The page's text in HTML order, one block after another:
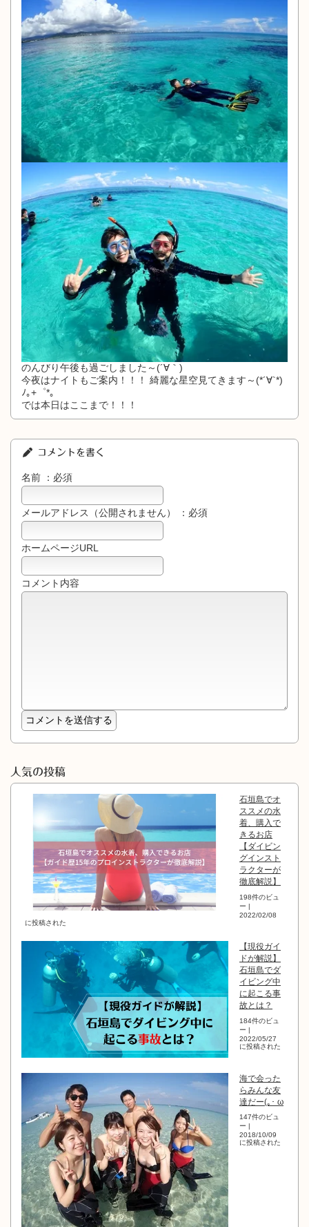
のんびり午後も過ごしました～(´∀｀)
今夜はナイトもご案内！！！ 綺麗な星空見てきます～(*´∀`*)
ﾉ｡+゜*｡
では本日はここまで！！！
コメントを書く
名前 ：必須
メールアドレス（公開されません） ：必須
ホームページURL
コメント内容
人気の投稿
石垣島でオ
ススメの水
着、購入で
きるお店
【ダイビン
グインスト
ラクターが
徹底解説】
198件のビュ
ー |
2022/02/08
に投稿された
【現役ガイ
ドが解説】
石垣島でダ
イビング中
に起こる事
故とは？
184件のビュ
ー |
2022/05/27
に投稿された
海で会った
らみんな友
達だー(｡･ ω
147件のビュ
ー
2018/10/09
に投稿された